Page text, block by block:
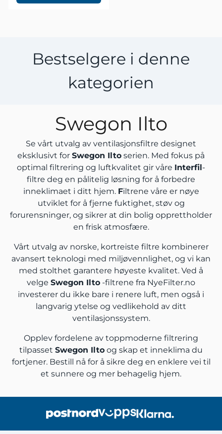
Bestselgere i denne
kategorien
Swegon Ilto
Se vårt utvalg av ventilasjonsfiltre designet
eksklusivt for Swegon Ilto serien. Med fokus på
optimal filtrering og luftkvalitet gir våre Interfil-
filtre deg en pålitelig løsning for å forbedre
inneklimaet i ditt hjem. Filtrene våre er nøye
utviklet for å fjerne fuktighet, støv og
forurensninger, og sikrer at din bolig opprettholder
en frisk atmosfære.
Vårt utvalg av norske, kortreiste filtre kombinerer
avansert teknologi med miljøvennlighet, og vi kan
med stolthet garantere høyeste kvalitet. Ved å
velge Swegon Ilto -filtrene fra NyeFilter.no
investerer du ikke bare i renere luft, men også i
langvarig ytelse og vedlikehold av ditt
ventilasjonssystem.
Opplev fordelene av toppmoderne filtrering
tilpasset Swegon Ilto og skap et inneklima du
fortjener. Bestill nå for å sikre deg en enklere vei til
et sunnere og mer behagelig hjem.